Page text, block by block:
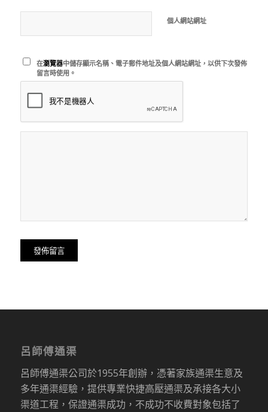
個人網站網址
在瀏覽器中儲存顯示名稱、電子郵件地址及個人網站網址，以供下次發佈
留言時使用。
呂師傅通渠
呂師傅通渠公司於1955年創辦，憑著家族通渠生意及
多年通渠經驗，提供專業快捷高壓通渠及承接各大小
渠道工程，保證通渠成功，不成功不收費對象包括了